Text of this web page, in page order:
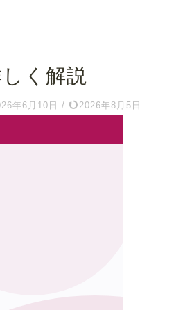
く解説
年6月10日 / 2026年8月5日